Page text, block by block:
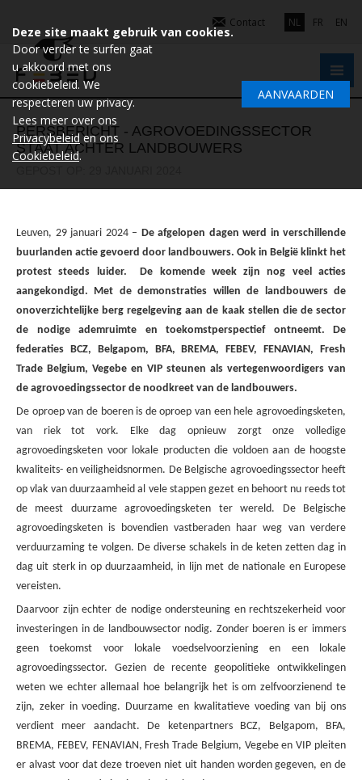
Contact NL FR EN
PERSBERICHT - AGROVOEDINGSSECTOR
STAAT ACHTER LANDBOUWERS
Leuven, 29 januari 2024 – De afgelopen dagen werd in verschillende
buurlanden actie gevoerd door landbouwers. Ook in België klinkt het
protest steeds luider. De komende week zijn nog veel acties
aangekondigd. Met de demonstraties willen de landbouwers de
onoverzichtelijke berg regelgeving aan de kaak stellen die de sector
de nodige ademruimte en toekomstperspectief ontneemt. De
federaties BCZ, Belgapom, BFA, BREMA, FEBEV, FENAVIAN, Fresh
Trade Belgium, Vegebe en VIP steunen als vertegenwoordigers van
de agrovoedingssector de noodkreet van de landbouwers.
De oproep van de boeren is de oproep van een hele agrovoedingsketen,
van riek tot vork. Elke dag opnieuw zorgt onze volledige
agrovoedingsketen voor lokale producten die voldoen aan de hoogste
kwaliteits- en veiligheidsnormen. De Belgische agrovoedingssector heeft
op vlak van duurzaamheid al vele stappen gezet en behoort nu reeds tot
de meest duurzame agrovoedingsketen ter wereld. De Belgische
agrovoedingsketen is bovendien vastberaden haar weg van verdere
verduurzaming te volgen. De diverse schakels in de keten zetten dag in
dag uit sterk in op duurzaamheid, in lijn met de nationale en Europese
vereisten.
Daarvoor zijn echter de nodige ondersteuning en rechtszekerheid voor
investeringen in de landbouwsector nodig. Zonder boeren is er immers
geen toekomst voor lokale voedselvoorziening en een lokale
agrovoedingssector. Gezien de recente geopolitieke ontwikkelingen
weten we echter allemaal hoe belangrijk het is om zelfvoorzienend te
zijn, zeker in voeding. Duurzame en kwalitatieve voeding van bij ons
verdient meer aandacht. De ketenpartners BCZ, Belgapom, BFA,
BREMA, FEBEV, FENAVIAN, Fresh Trade Belgium, Vegebe en VIP pleiten
er alvast voor dat deze troeven niet uit handen worden gegeven, en de
Deze site maakt gebruik van cookies.
Door verder te surfen gaat
u akkoord met ons
cookiebeleid. We
respecteren uw privacy.
Lees meer over ons
Privacybeleiden ons
Cookiebeleid.
AANVAARDEN